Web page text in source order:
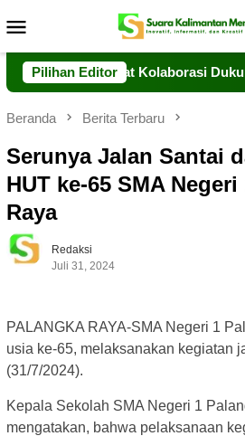
ke
Mobile
Pilihan Editor
Siap Perkuat Kolaborasi Dukung
Beranda Berita Terbaru
Serunya Jalan Santai
HUT ke-65 SMA
Raya
Redaksi
Juli 31, 2024
PALANGKA RAYA-SMA Negeri 1
usia ke-65, melaksanakan kegiatan
(31/7/2024).
Kepala Sekolah SMA Negeri 1
mengatakan, bahwa pelaksanaan